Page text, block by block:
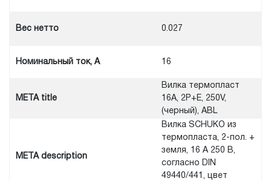
Вес нетто 0.027
Номинальный ток, A 16
META title
Вилка термопласт
16A, 2P+E, 250V,
(черный), ABL
META description
Вилка SCHUKO из
термопласта, 2-пол. +
земля, 16 А 250 В,
согласно DIN
49440/441, цвет